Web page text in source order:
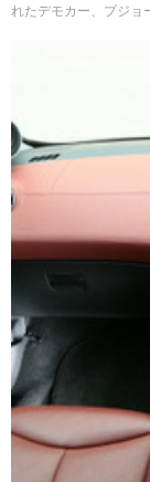
カーグッズニ
ニュー
アクセスランキン
れたデモカー、プジョ